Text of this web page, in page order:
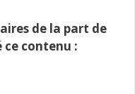
de la part de
contenu :